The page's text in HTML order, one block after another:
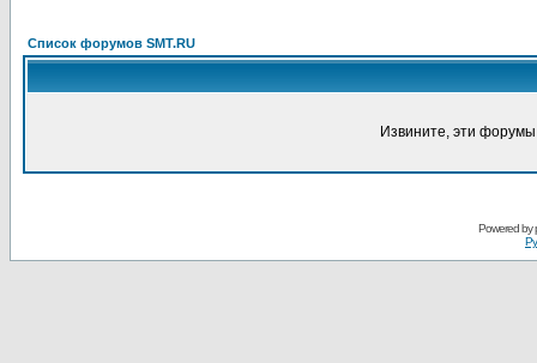
Список форумов SMT.RU
Извините, эти
Powered by